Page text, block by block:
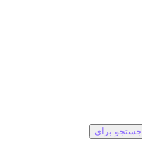
جستجو برای